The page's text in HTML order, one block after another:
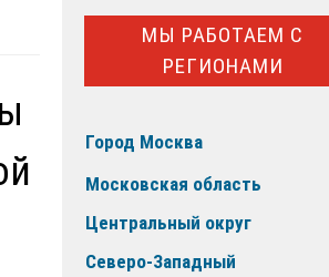
МЫ РАБОТАЕМ С
РЕГИОНАМИ
Город Москва
Московская область
Центральный округ
Северо-Западный